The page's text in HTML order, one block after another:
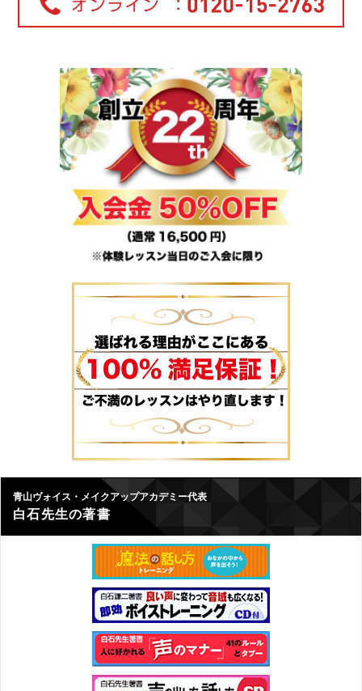
青山ヴォイス・メイクアップアカデミー代表
白石先生の著書